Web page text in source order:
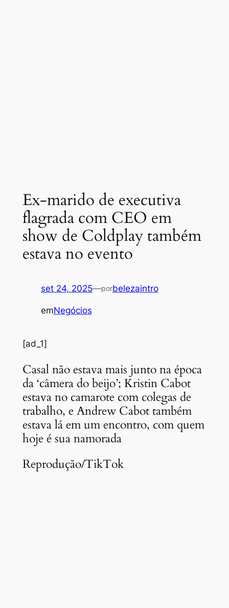
Ex-marido de executiva
flagrada com CEO em
show de Coldplay também
estava no evento
set 24, 2025—porbelezaintro
emNegócios
[ad_1]
Casal não estava mais junto na época
da ‘câmera do beijo’; Kristin Cabot
estava no camarote com colegas de
trabalho, e Andrew Cabot também
estava lá em um encontro, com quem
hoje é sua namorada
Reprodução/TikTok